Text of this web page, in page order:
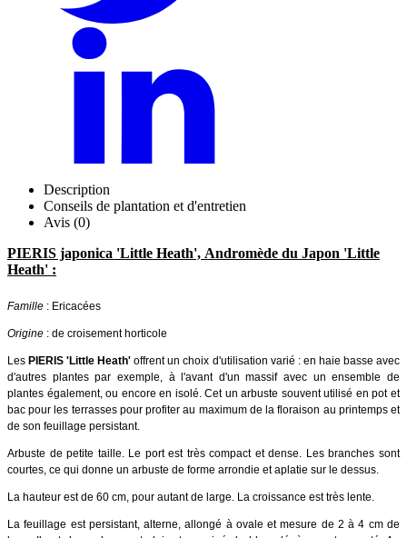
Description
Conseils de plantation et d'entretien
Avis (0)
PIERIS japonica 'Little Heath', Andromède du Japon 'Little
Heath' :
Famille : Ericacées
Origine : de croisement horticole
LesPIERIS 'Little Heath' offrent un choix d'utilisation varié : en haie basse avec
d'autres plantes par exemple, à l'avant d'un massif avec un ensemble de
plantes également, ou encore en isolé. Cet un arbuste souvent utilisé en pot et
bac pour les terrasses pour profiter au maximum de la floraison au printemps et
de son feuillage persistant.
Arbuste de petite taille. Le port est très compact et dense. Les branches sont
courtes, ce qui donne un arbuste de forme arrondie et aplatie sur le dessus.
La hauteur est de 60 cm, pour autant de large. La croissance est très lente.
La feuillage est persistant, alterne, allongé à ovale et mesure de 2 à 4 cm de